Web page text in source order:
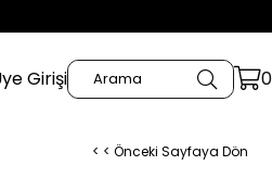
Girişi 0
< < Önceki Sayfaya Dön